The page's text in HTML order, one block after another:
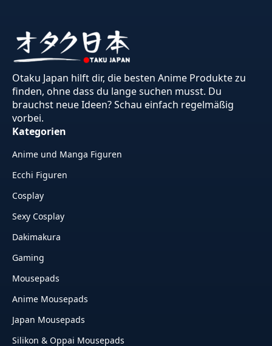
Otaku Japan hilft dir, die besten Anime Produkte zu
finden, ohne dass du lange suchen musst. Du
brauchst neue Ideen? Schau einfach regelmäßig
vorbei.
Kategorien
Anime und Manga Figuren
Ecchi Figuren
Cosplay
Sexy Cosplay
Dakimakura
Gaming
Mousepads
Anime Mousepads
Japan Mousepads
Silikon & Oppai Mousepads